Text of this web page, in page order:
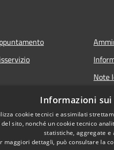
Note
Informazioni sui
cookie tecnici e assimilati
sito, nonché un cookie tecnico
statistiche, aggregate e
maggiori dettagli, può consultare la